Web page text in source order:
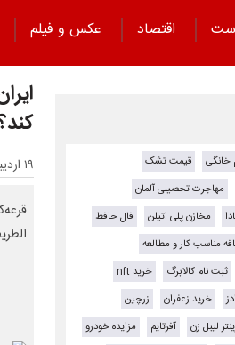
اقتصاد عکس و فیلم
۱۹ اردیبهشت ۱۴۰۵ - ۲۲:۴۷ خانگی
قیمت تشک
مهاجرت تحصیلی آلمان
مخازن پلی اتیلن
فال حافظ
مناسب کار و مطالعه
ثبت نام کالابرگ
خرید nft
خرید زعفران
زرچین
لیبل زن آفرتایم
مزایده خودرو